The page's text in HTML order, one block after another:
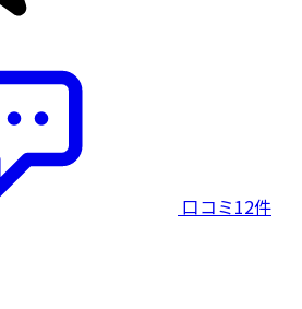
口コミ12件